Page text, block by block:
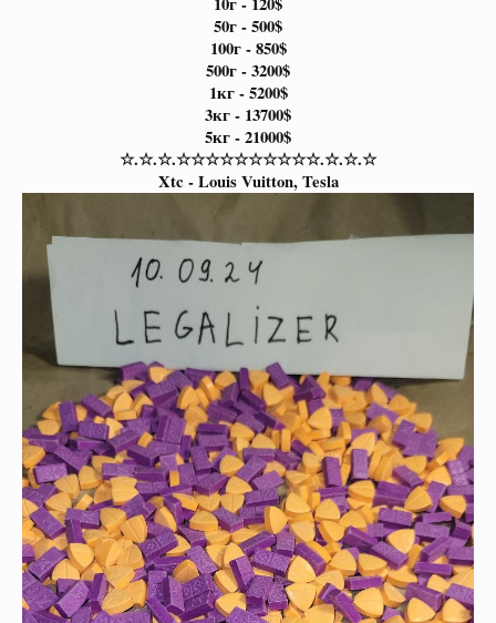
50г - 500$
100г - 850$
500г - 3200$
1кг - 5200$
3кг - 13700$
5кг - 21000$
☆.☆.☆.☆☆☆☆☆☆☆☆☆☆.☆.☆.☆
Xtc - Louis Vuitton, Tesla